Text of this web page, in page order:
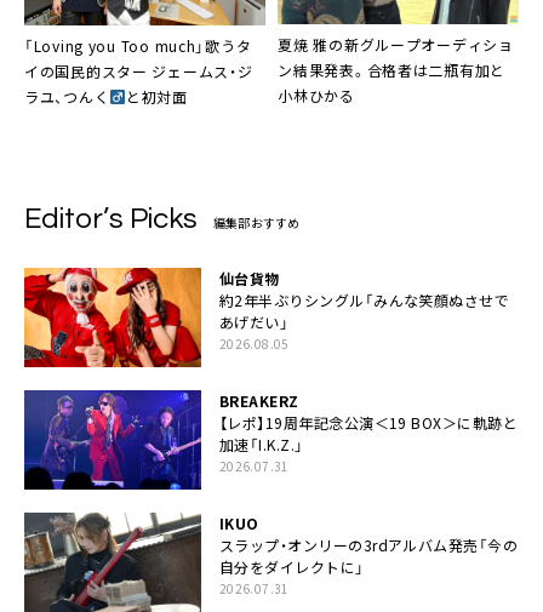
「Loving you Too much」歌うタ
イの国民的スター ジェームス・ジ
ラユ、 つんく と初対面
夏焼 雅の新グループオーディショ
ン結果発表。合格者は二瓶有加と
小林ひかる
Editor’s Picks 編集部おすすめ
仙台貨物
約2年半ぶりシングル「みんな笑顔ぬさせで
あげだい」
2026.08.05
BREAKERZ
【レポ】19周年記念公演＜19 BOX＞に軌跡と
加速「I.K.Z.」
2026.07.31
IKUO
スラップ・オンリーの3rdアルバム発売「今の
自分をダイレクトに」
2026.07.31